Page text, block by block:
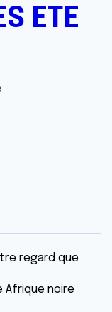
ETE
regard que
Afrique noire